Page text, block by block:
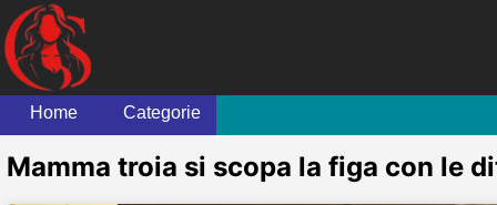
Home Categorie
Mamma troia si scopa la figa con le